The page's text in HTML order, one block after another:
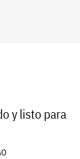
y listo para